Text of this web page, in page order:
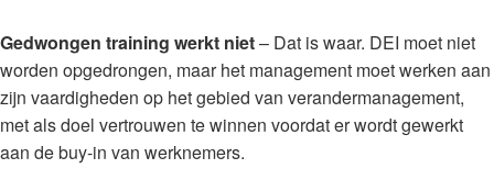
Gedwongen training werkt niet– Dat is waar. DEI moet niet
worden opgedrongen, maar het management moet werken aan
zijn vaardigheden op het gebied van verandermanagement,
met als doel vertrouwen te winnen voordat er wordt gewerkt
aan de buy-in van werknemers.